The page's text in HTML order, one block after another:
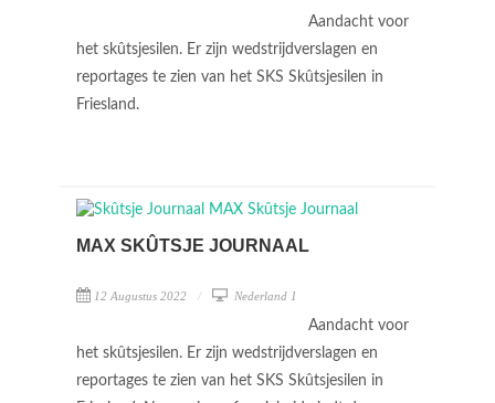
Aandacht voor
het skûtsjesilen. Er zijn wedstrijdverslagen en
reportages te zien van het SKS Skûtsjesilen in
Friesland.
MAX SKÛTSJE JOURNAAL
12 Augustus 2022 Nederland 1
Aandacht voor
het skûtsjesilen. Er zijn wedstrijdverslagen en
reportages te zien van het SKS Skûtsjesilen in